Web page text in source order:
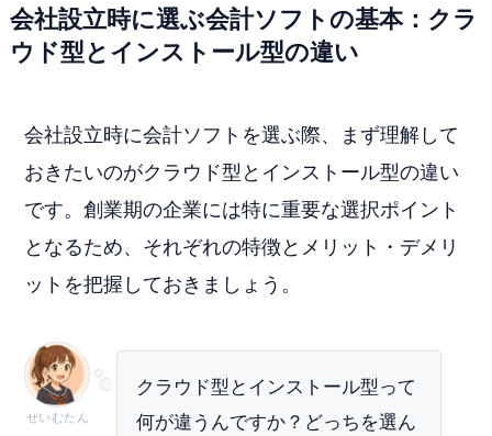
会社設立時に選ぶ会計ソフトの基本：クラ
ウド型とインストール型の違い
会社設立時に会計ソフトを選ぶ際、まず理解して
おきたいのがクラウド型とインストール型の違い
です。創業期の企業には特に重要な選択ポイント
となるため、それぞれの特徴とメリット・デメリ
ットを把握しておきましょう。
ぜいむたん
クラウド型とインストール型って
何が違うんですか？どっちを選ん